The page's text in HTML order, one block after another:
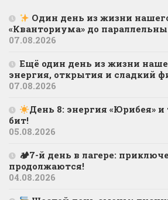
Один день из жизни
«Кванториума» до
07.08.2026
Ещё один день из жизни
энергия, открытия и сладкий
07.08.2026
День 8: энергия «Юрибея»
бит!
05.08.2026
🏕7-й день в лагере:
продолжаются!
04.08.2026